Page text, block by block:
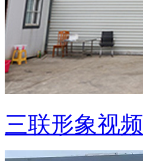
三联形象视频